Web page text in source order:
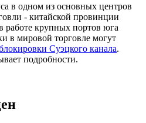
в одном из основных центров
- китайской провинции
работе крупных портов юга
в мировой торговле могут
Суэцкого канала.
подробности.